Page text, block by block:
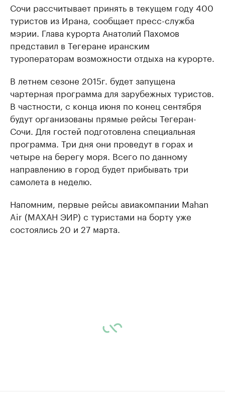
Сочи рассчитывает принять в текущем году 400
туристов из Ирана, сообщает пресс-служба
мэрии. Глава курорта Анатолий Пахомов
представил в Тегеране иранским
туроператорам возможности отдыха на курорте.
В летнем сезоне 2015г. будет запущена
чартерная программа для зарубежных туристов.
В частности, с конца июня по конец сентября
будут организованы прямые рейсы Тегеран-
Сочи. Для гостей подготовлена специальная
программа. Три дня они проведут в горах и
четыре на берегу моря. Всего по данному
направлению в город будет прибывать три
самолета в неделю.
Напомним, первые рейсы авиакомпании Mahan
Air (МАХАН ЭИР) с туристами на борту уже
состоялись 20 и 27 марта.